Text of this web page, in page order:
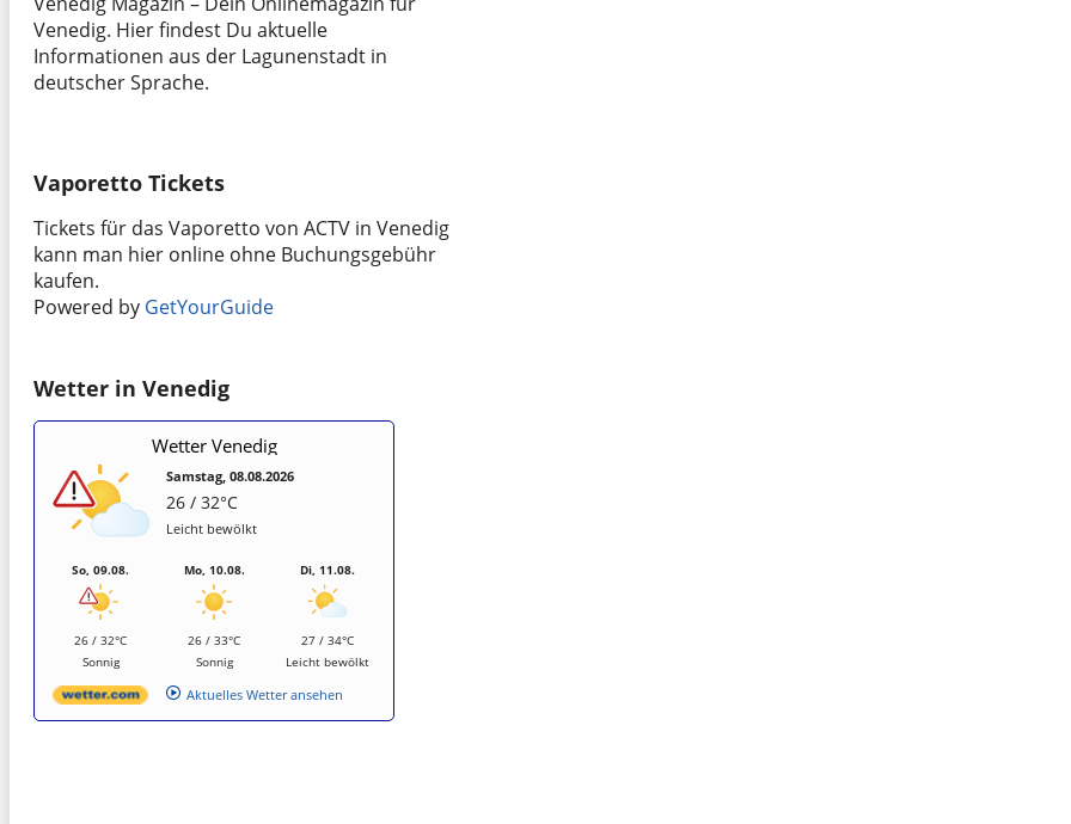
Venedig. Hier findest Du aktuelle
Informationen aus der Lagunenstadt in
deutscher Sprache.
Vaporetto Tickets
Tickets für das Vaporetto von ACTV in Venedig
kann man hier online ohne Buchungsgebühr
kaufen.
Powered by GetYourGuide
Wetter in Venedig
Wetter Venedig
Samstag, 08.08.2026
26 / 32°C
Leicht bewölkt
So, 09.08.
26 / 32°C
Sonnig
Mo, 10.08.
26 / 33°C
Sonnig
Di, 11.08.
27 / 34°C
Leicht bewölkt
Aktuelles Wetter ansehen